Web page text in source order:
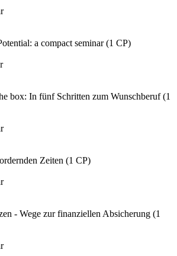
a compact seminar (1 CP)
box: In fünf Schritten zum Wunschberuf (1
Zeiten (1 CP)
- Wege zur finanziellen Absicherung (1